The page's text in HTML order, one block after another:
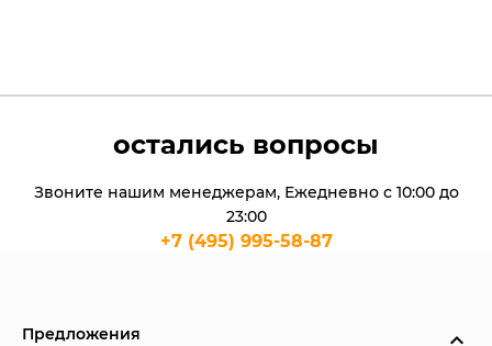
остались вопросы
Звоните нашим менеджерам, Ежедневно с 10:00 до
23:00
+7 (495) 995-58-87
Предложения